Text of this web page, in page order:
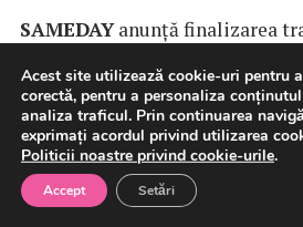
SAMEDAYanunță finalizarea
Testele asupra aplicaţiei e-
din Cloudul Guvernamental, au
Acest site utilizează cookie-uri pentru
corectă, pentru a personaliza
analiza traficul. Prin continuarea
exprimați acordul privind utilizarea
Politicii noastre privind cookie-urile.
Accept Setări